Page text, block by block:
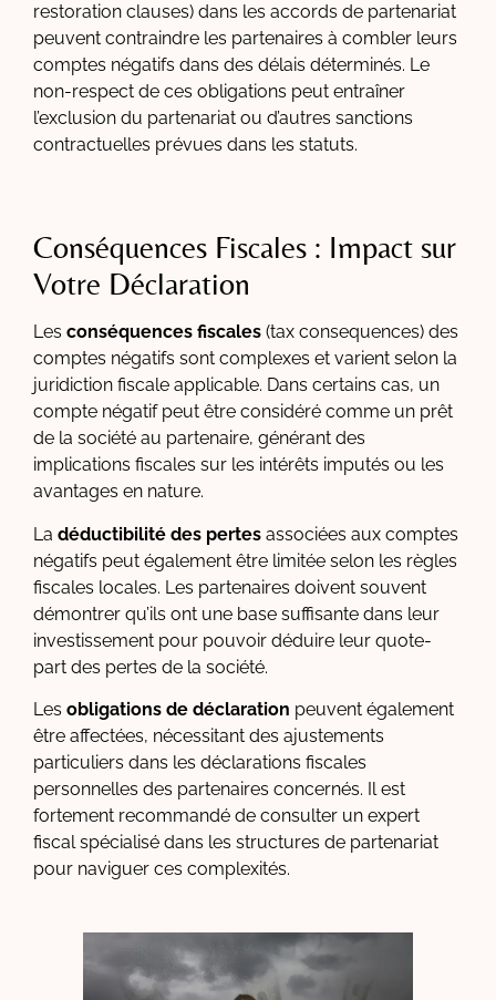
restoration clauses) dans les accords de partenariat
peuvent contraindre les partenaires à combler leurs
comptes négatifs dans des délais déterminés. Le
non-respect de ces obligations peut entraîner
l’exclusion du partenariat ou d’autres sanctions
contractuelles prévues dans les statuts.
Conséquences Fiscales : Impact sur
Votre Déclaration
Les conséquences fiscales (tax consequences) des
comptes négatifs sont complexes et varient selon la
juridiction fiscale applicable. Dans certains cas, un
compte négatif peut être considéré comme un prêt
de la société au partenaire, générant des
implications fiscales sur les intérêts imputés ou les
avantages en nature.
La déductibilité des pertes associées aux comptes
négatifs peut également être limitée selon les règles
fiscales locales. Les partenaires doivent souvent
démontrer qu’ils ont une base suffisante dans leur
investissement pour pouvoir déduire leur quote-
part des pertes de la société.
Les obligations de déclaration peuvent également
être affectées, nécessitant des ajustements
particuliers dans les déclarations fiscales
personnelles des partenaires concernés. Il est
fortement recommandé de consulter un expert
fiscal spécialisé dans les structures de partenariat
pour naviguer ces complexités.